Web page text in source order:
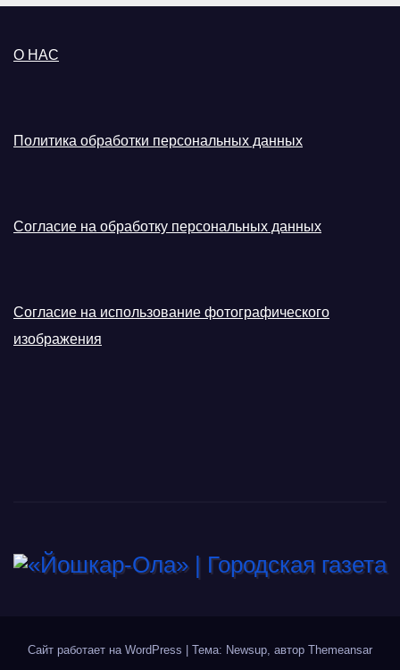
О НАС
Политика обработки персональных данных
Согласие на обработку персональных данных
Согласие на использование фотографического
изображения
Сайт работает на WordPress Тема: Newsup, автор Themeansar